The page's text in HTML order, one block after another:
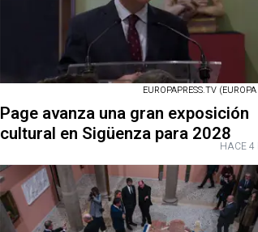
EUROPAPRESS.TV
Page avanza una gran exposición
cultural en Sigüenza para 2028HACE 4